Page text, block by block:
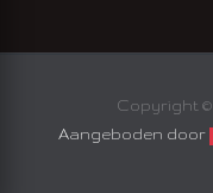
Copyright ©
Aangeboden door